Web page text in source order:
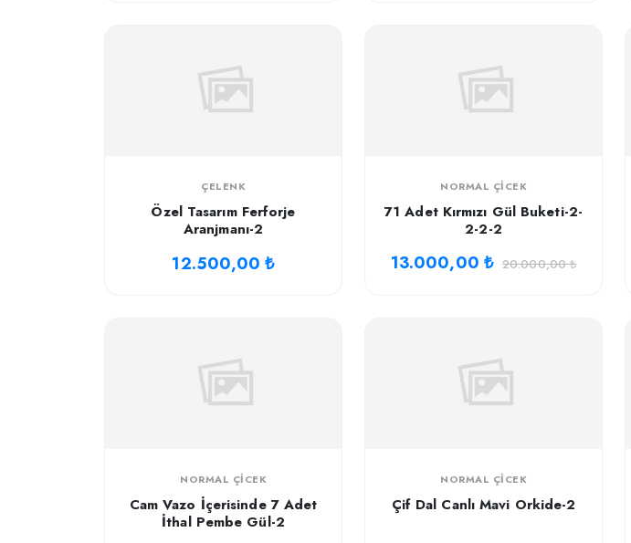
ÇELENK
Özel Tasarım Ferforje
Aranjmanı-2
12.500,00 ₺
NORMAL ÇICEK
71 Adet Kırmızı Gül Buketi-2-
2-2-2
13.000,00 ₺ 20.000,00 ₺
NORMAL ÇICEK
Cam Vazo İçerisinde 7 Adet
İthal Pembe Gül-2
NORMAL ÇICEK
Çif Dal Canlı Mavi Orkide-2